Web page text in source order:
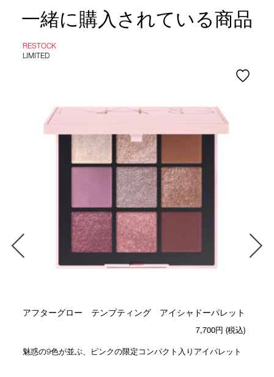
一緒に購入されている商品
RESTOCK
LIMITED
アフターグロー テンプティング アイシャドーパレット
7,700円 (税込)
魅惑の9色が並ぶ、ピンクの限定コンパクト入りアイパレット